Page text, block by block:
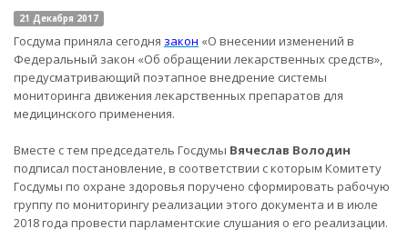
21 Декабря 2017
Госдума приняла сегодня закон «О внесении изменений в
Федеральный закон «Об обращении лекарственных средств»,
предусматривающий поэтапное внедрение системы
мониторинга движения лекарственных препаратов для
медицинского применения.
Вместе с тем председатель Госдумы Вячеслав Володин
подписал постановление, в соответствии с которым Комитету
Госдумы по охране здоровья поручено сформировать рабочую
группу по мониторингу реализации этого документа и в июле
2018 года провести парламентские слушания о его реализации.